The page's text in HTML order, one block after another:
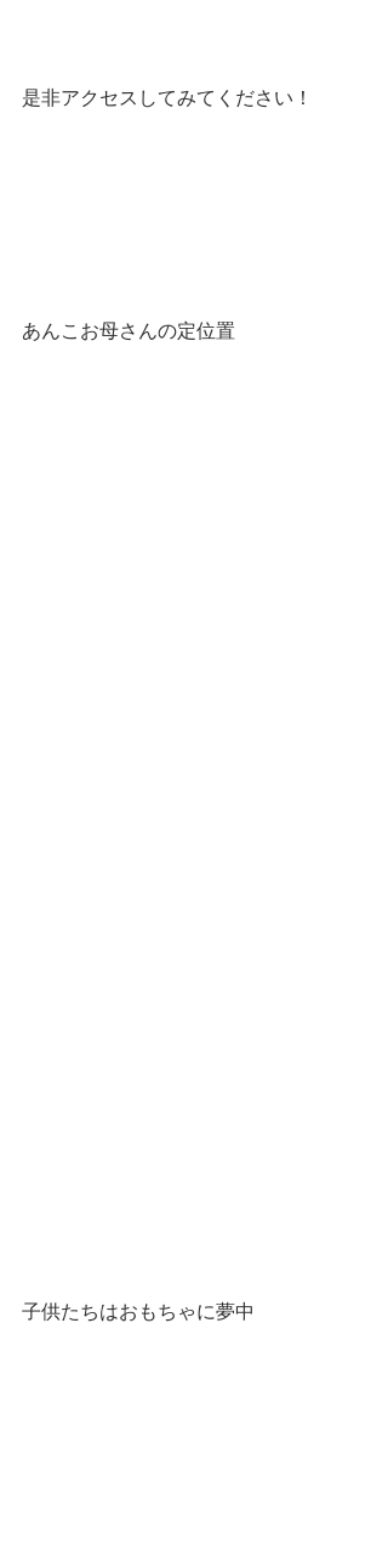
是非アクセスしてみてください！
あんこお母さんの定位置
子供たちはおもちゃに夢中